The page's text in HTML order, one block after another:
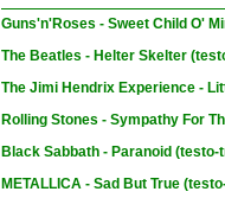
Guns'n'Roses - Sweet Child O'
The Beatles - Helter Skelter
The Jimi Hendrix Experience -
Rolling Stones - Sympathy For
Black Sabbath - Paranoid
METALLICA - Sad But True